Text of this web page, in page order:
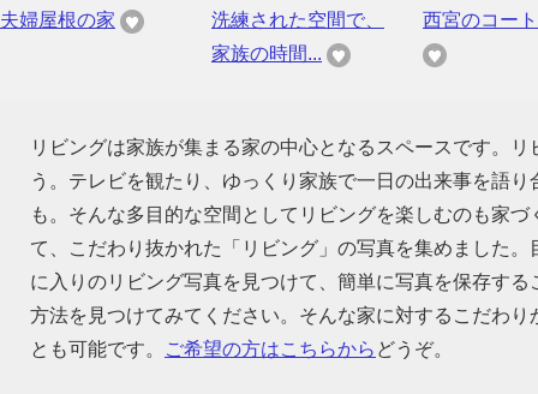
夫婦屋根の家
洗練された空間で、
家族の時間...
西宮のコー
リビングは家族が集まる家の中心となるスペースです。
う。テレビを観たり、ゆっくり家族で一日の出来事を語
も。そんな多目的な空間としてリビングを楽しむのも家
て、こだわり抜かれた「リビング」の写真を集めました
に入りのリビング写真を見つけて、簡単に写真を保存す
方法を見つけてみてください。そんな家に対するこだわ
とも可能です。
ご希望の方はこちらから どうぞ。